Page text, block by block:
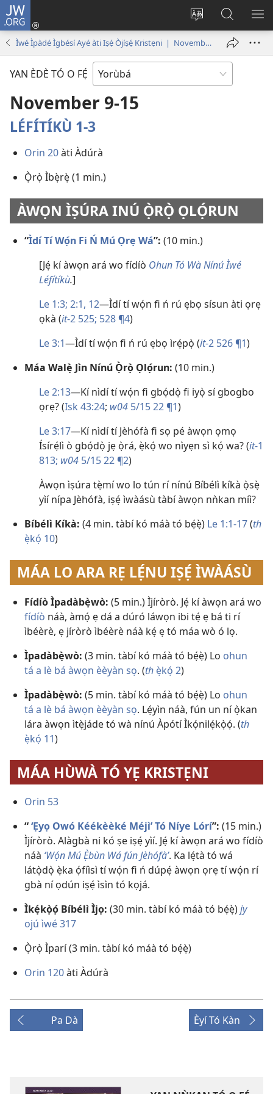
JW.ORG
Yí
èdè
pa
Wọlé
(opens
Wa
JW.ORG
Ìwé Ìpàdé Ìgbésí Ayé àti Iṣẹ́ Òjíṣẹ́ Kristẹni | November 2020
YAN ÈDÈ TÓ O FẸ́
November 9-15
LÉFÍTÍKÙ 1-3
Orin 20àti Àdúrà
Ọ̀rọ̀ Ìbẹ̀rẹ̀ (1 min.)
ÀWỌN ÌṢÚRA INÚ Ọ̀RỌ̀ ỌLỌ́RUN
“Ìdí Tí Wọ́n Fi Ń Mú Ọrẹ Wá”: (10 min.)
[Jẹ́ kí àwọn ará wo fídíò Ohun Tó Wà Nínú Ìwé
Léfítíkù.]
Le 1:3; 2:​1, 12​—Ìdí tí wọ́n fi ń rú ẹbọ sísun àti ọrẹ
ọkà (it-2 525; 528 ¶4)
Le 3:1​—Ìdí tí wọ́n fi ń rú ẹbọ ìrẹ́pọ̀ (it-2 526 ¶1)
Máa Walẹ̀ Jìn Nínú Ọ̀rọ̀ Ọlọ́run: (10 min.)
Le 2:13​—Kí nìdí tí wọ́n fi gbọ́dọ̀ fi iyọ̀ sí gbogbo
ọrẹ? (Isk 43:24; w04 5/15 22 ¶1)
Le 3:17​—Kí nìdí tí Jèhófà fi sọ pé àwọn ọmọ
Ísírẹ́lì ò gbọ́dọ̀ jẹ ọ̀rá, ẹ̀kọ́ wo nìyẹn sì kọ́ wa? (it-1
813; w04 5/15 22 ¶2)
Àwọn ìṣúra tẹ̀mí wo lo tún rí nínú Bíbélì kíkà ọ̀sẹ̀
yìí nípa Jèhófà, iṣẹ́ ìwàásù tàbí àwọn nǹkan míì?
Bíbélì Kíkà: (4 min. tàbí kó máà tó bẹ́ẹ̀) Le 1:​1-17(th
ẹ̀kọ́ 10)
MÁA LO ARA RẸ LẸ́NU IṢẸ́ ÌWÀÁSÙ
Fídíò Ìpadàbẹ̀wò: (5 min.) Ìjíròrò. Jẹ́ kí àwọn ará wo
fídíò náà, àmọ́ ẹ dá a dúró láwọn ibi tẹ́ ẹ bá ti rí
ìbéèrè, ẹ jíròrò ìbéèrè náà kẹ́ ẹ tó máa wò ó lọ.
Ìpadàbẹ̀wò: (3 min. tàbí kó máà tó bẹ́ẹ̀) Lo ohun
tá a lè bá àwọn èèyàn sọ. (th ẹ̀kọ́ 2)
Ìpadàbẹ̀wò: (5 min. tàbí kó máà tó bẹ́ẹ̀) Lo ohun
tá a lè bá àwọn èèyàn sọ. Lẹ́yìn náà, fún un ní ọ̀kan
lára àwọn ìtẹ̀jáde tó wà nínú Àpótí Ìkọ́nilẹ́kọ̀ọ́. (th
ẹ̀kọ́ 11)
MÁA HÙWÀ TÓ YẸ KRISTẸNI
Orin 53
“‘Ẹyọ Owó Kéékèèké Méjì’ Tó Níye Lórí”: (15 min.)
Ìjíròrò. Alàgbà ni kó ṣe iṣẹ́ yìí. Jẹ́ kí àwọn ará wo fídíò
náà ‘Wọ́n Mú Ẹ̀bùn Wá fún Jèhófà’. Ka lẹ́tà tó wá
látọ̀dọ̀ ẹ̀ka ọ́fíìsì tí wọ́n fi ń dúpẹ́ àwọn ọrẹ tí wọ́n rí
gbà ní ọdún iṣẹ́ ìsìn tó kọjá.
Ìkẹ́kọ̀ọ́ Bíbélì Ìjọ: (30 min. tàbí kó máà tó bẹ́ẹ̀)jy
ojú ìwé 317
Ọ̀rọ̀ Ìparí (3 min. tàbí kó máà tó bẹ́ẹ̀)
Orin 120àti Àdúrà
Pa Dà Èyí Tó Kàn